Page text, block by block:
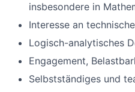
insbesondere in
Interesse an
Logisch-analytisches
Engagement,
Selbstständiges und